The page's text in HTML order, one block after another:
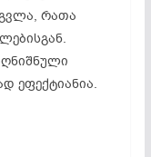
რათა
ეფექტიანია.